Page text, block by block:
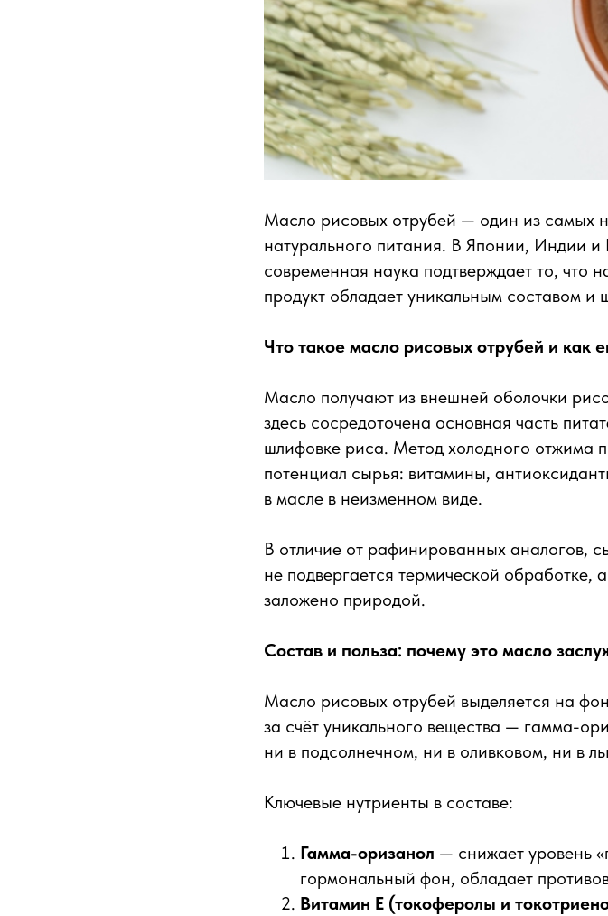
Масло рисовых отрубей — один из самых
натурального питания. В Японии, Индии и
современная наука подтверждает то, что
продукт обладает уникальным составом
Что такое масло рисовых отрубей и как
Масло получают из внешней оболочки
здесь сосредоточена основная часть
шлифовке риса. Метод холодного отжима
потенциал сырья: витамины,
в масле в неизменном виде.
В отличие от рафинированных аналогов,
не подвергается термической обработке,
заложено природой.
Состав и польза: почему это масло
Масло рисовых отрубей выделяется на
за счёт уникального вещества — гамма-
ни в подсолнечном, ни в оливковом, ни в
Ключевые нутриенты в составе:
Гамма-оризанол — снижает уровень
гормональный фон, обладает
Витамин E (токоферолы и